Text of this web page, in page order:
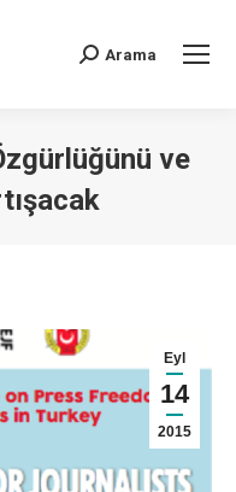
Arama
ve
Eyl
14
2015